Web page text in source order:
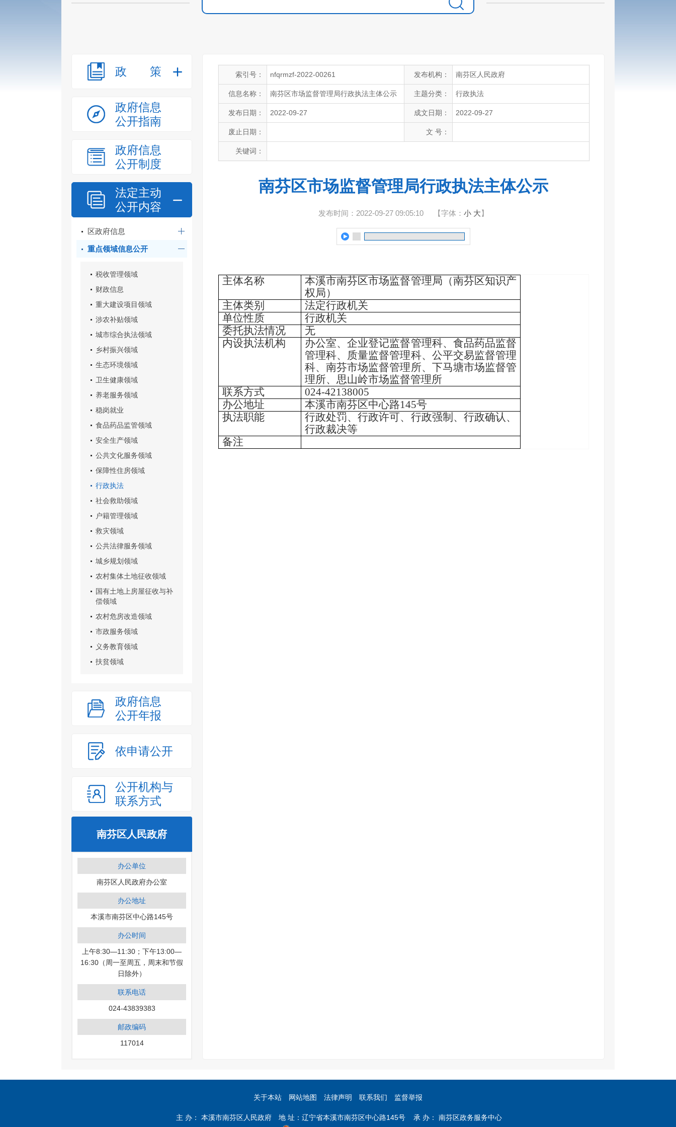
政策
政府信息
公开指南
政府信息
公开制度
法定主动
公开内容
区政府信息
重点领域信息公开
税收管理领域
财政信息
重大建设项目领域
涉农补贴领域
城市综合执法领域
乡村振兴领域
生态环境领域
卫生健康领域
养老服务领域
稳岗就业
食品药品监管领域
安全生产领域
公共文化服务领域
保障性住房领域
行政执法
社会救助领域
户籍管理领域
救灾领域
公共法律服务领域
城乡规划领域
农村集体土地征收领域
国有土地上房屋征收与补
偿领域
农村危房改造领域
市政服务领域
义务教育领域
扶贫领域
政府信息
公开年报
依申请公开
公开机构与
联系方式
南芬区人民政府
办公单位
南芬区人民政府办公室
办公地址
本溪市南芬区中心路145号
办公时间
上午8:30—11:30；下午13:00—
16:30（周一至周五，周末和节假
日除外）
联系电话
024-43839383
邮政编码
117014
索引号： nfqrmzf-2022-00261 发布机构： 南芬区人民政府
信息名称： 南芬区市场监督管理局行政执法主体公示 主题分类： 行政执法
发布日期： 2022-09-27 成文日期： 2022-09-27
废止日期： 文 号：
关键词：
南芬区市场监督管理局行政执法主体公示
发布时间：2022-09-27 09:05:10 【字体： 小 大】
主体名称
本溪市南芬区市场监督管理局（南芬区知识产
权局）
主体类别
法定行政机关
单位性质
行政机关
委托执法情况
无
内设执法机构
办公室、企业登记监督管理科、食品药品监督
管理科、质量监督管理科、公平交易监督管理
科、南芬市场监督管理所、下马塘市场监督管
理所、思山岭市场监督管理所
联系方式
024-42138005
办公地址
本溪市南芬区中心路145号
执法职能
行政处罚、行政许可、行政强制、行政确认、
行政裁决等
备注
关于本站 网站地图 法律声明 联系我们 监督举报
主 办： 本溪市南芬区人民政府 地 址：辽宁省本溪市南芬区中心路145号 承 办： 南芬区政务服务中心